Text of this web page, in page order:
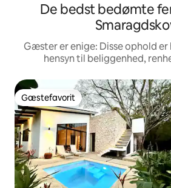
De bedst bedømte
Gæster er enige: Disse ophold
hensyn til beliggenhed,
Gæstefavorit
Gæstefavorit